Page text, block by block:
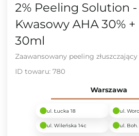
2% Peeling Solution
Kwasowy AHA 30% +
30ml
Zaawansowany peeling złuszczający
ID towaru: 780
Warszawa
ul. Łucka 18 ul.
ul. Wileńska 14c ul.